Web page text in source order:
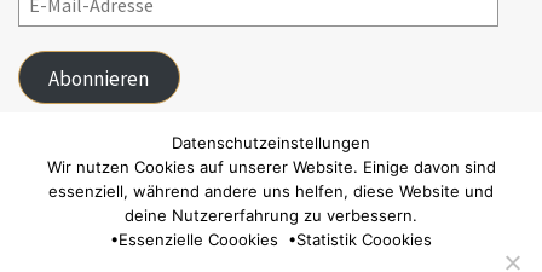
Abonnieren
Schließe dich 55 anderen Abonnenten an
FACEBOOK
Datenschutzeinstellungen
Wir nutzen Cookies auf unserer Website. Einige davon sind
essenziell, während andere uns helfen, diese Website und
deine Nutzererfahrung zu verbessern.
•Essenzielle Coookies •Statistik Coookies